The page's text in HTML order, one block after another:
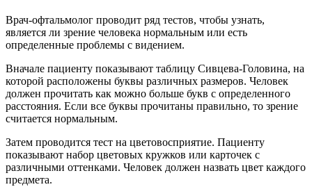
Врач-офтальмолог проводит ряд тестов, чтобы узнать,
является ли зрение человека нормальным или есть
определенные проблемы с видением.
Вначале пациенту показывают таблицу Сивцева-Головина, на
которой расположены буквы различных размеров. Человек
должен прочитать как можно больше букв с определенного
расстояния. Если все буквы прочитаны правильно, то зрение
считается нормальным.
Затем проводится тест на цветовосприятие. Пациенту
показывают набор цветовых кружков или карточек с
различными оттенками. Человек должен назвать цвет каждого
предмета.